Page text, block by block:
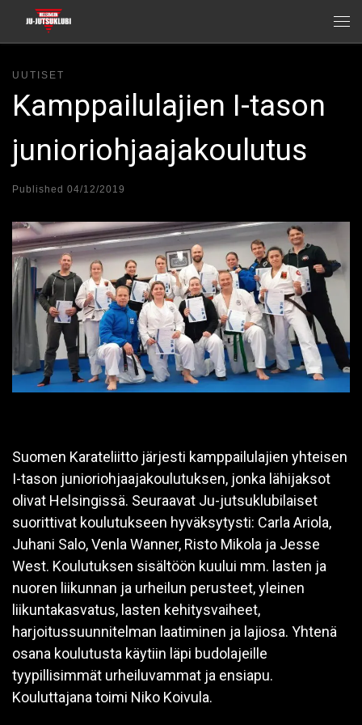
Skip to content
UUTISET
Kamppailulajien I-tason
junioriohjaajakoulutus
Published 04/12/2019
Suomen Karateliitto järjesti kamppailulajien yhteisen
I-tason junioriohjaajakoulutuksen, jonka lähijaksot
olivat Helsingissä. Seuraavat Ju-jutsuklubilaiset
suorittivat koulutukseen hyväksytysti: Carla Ariola,
Juhani Salo, Venla Wanner, Risto Mikola ja Jesse
West. Koulutuksen sisältöön kuului mm. lasten ja
nuoren liikunnan ja urheilun perusteet, yleinen
liikuntakasvatus, lasten kehitysvaiheet,
harjoitussuunnitelman laatiminen ja lajiosa. Yhtenä
osana koulutusta käytiin läpi budolajeille
tyypillisimmät urheiluvammat ja ensiapu.
Kouluttajana toimi Niko Koivula.